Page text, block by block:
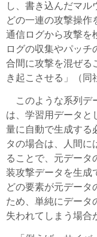
し、書き込んだマル
どの一連の攻撃操作
通信ログから攻撃を
ログの収集やパッチ
合間に攻撃を混ぜる
き起こさせる」（同
このような系列デ
は、学習用データと
量に自動で生成する
タの場合は、人間に
ることで、元データ
装攻撃データを生成
どの要素が元データ
ため、単純にデータ
失われてしまう場合